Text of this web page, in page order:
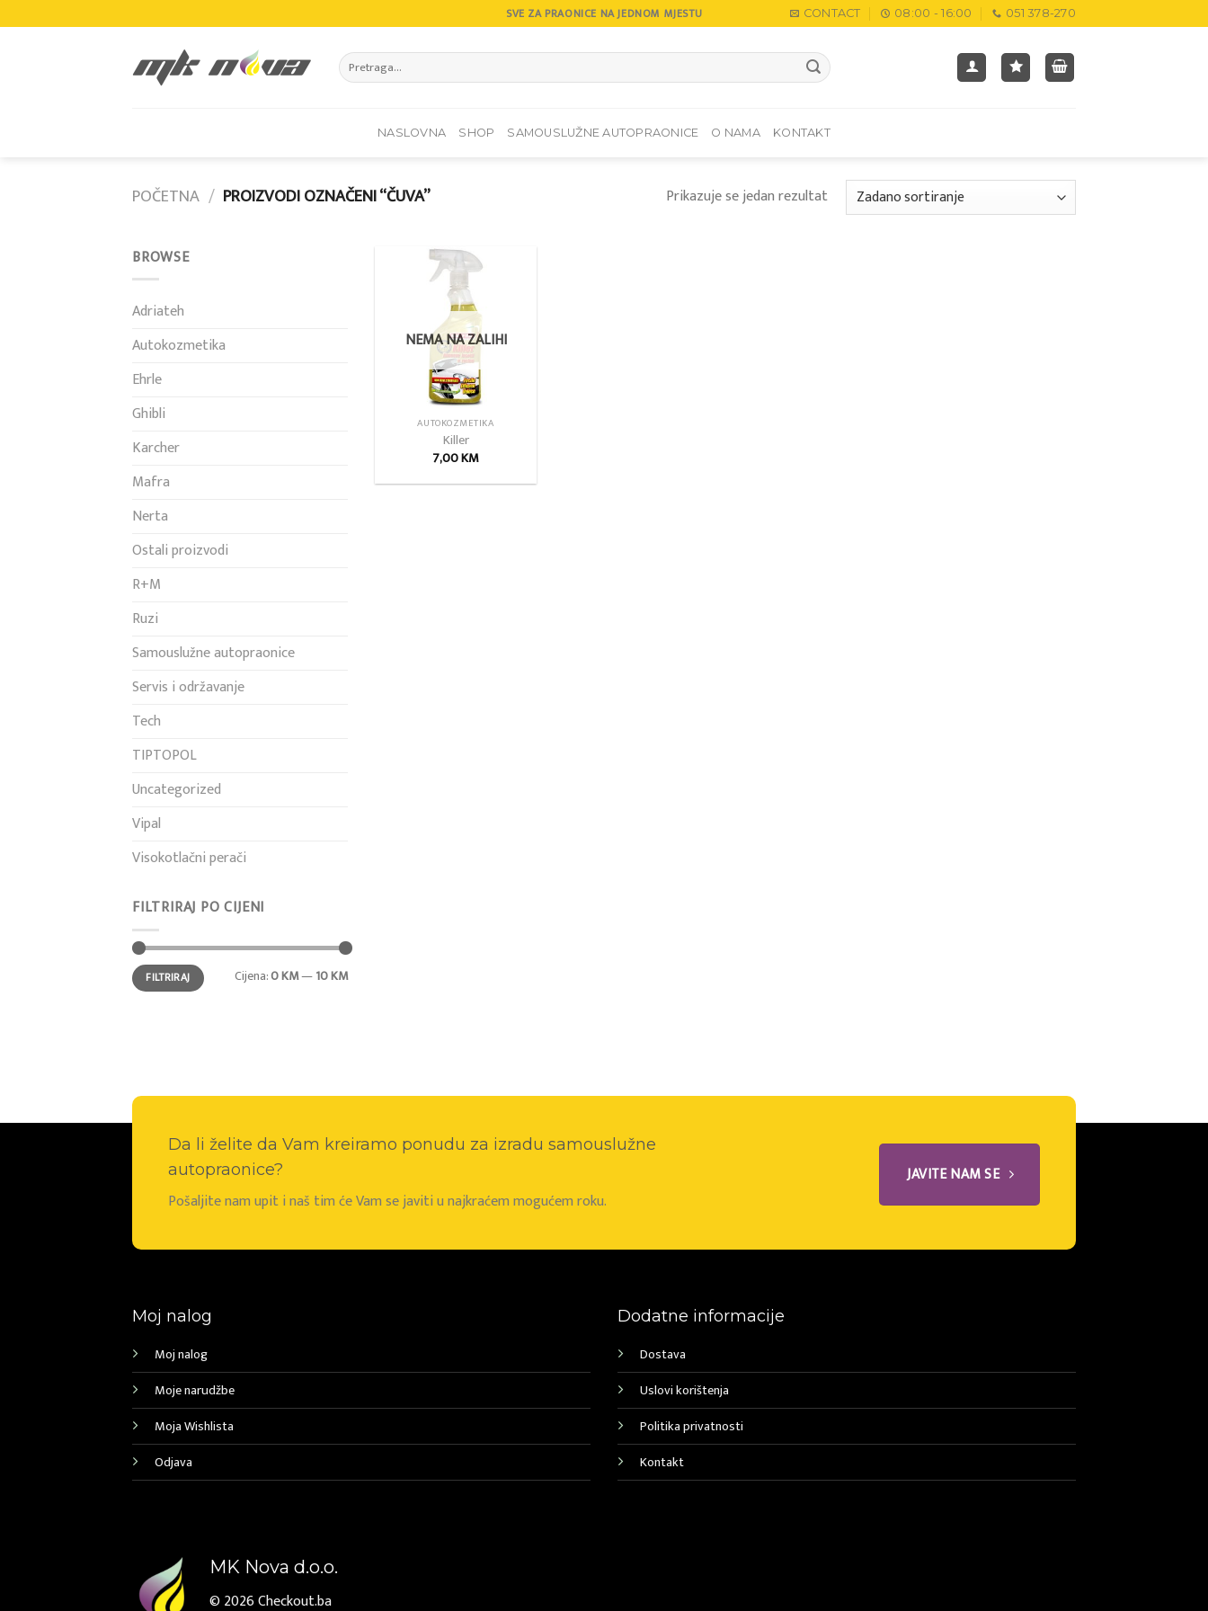
to
SVE ZA PRAONICE NA JEDNOM MJESTU CONTACT 08:00 - 16:00 051 378-270
Pretraži:
NASLOVNA SHOP SAMOUSLUŽNE AUTOPRAONICE O NAMA KONTAKT
POČETNA / PROIZVODI OZNAČENI “ČUVA” Prikazuje se jedan rezultat
BROWSE
Adriateh
Autokozmetika
Ehrle
Ghibli
Karcher
Mafra
Nerta
Ostali proizvodi
R+M
Ruzi
Samouslužne autopraonice
Servis i održavanje
Tech
TIPTOPOL
Uncategorized
Vipal
Visokotlačni perači
FILTRIRAJ PO CIJENI
Min
cijena
Maks
cijenaFILTRIRAJ Cijena:0 KM—10 KM
NEMA NA ZALIHI
AUTOKOZMETIKA
Killer
7,00KM
Da li želite da Vam kreiramo ponudu za izradu samouslužne
autopraonice?
Pošaljite nam upit i naš tim će Vam se javiti u najkraćem mogućem roku.
JAVITE NAM SE
Moj nalog
Moj nalog
Moje narudžbe
Moja Wishlista
Odjava
Dodatne informacije
Dostava
Uslovi korištenja
Politika privatnosti
Kontakt
MK Nova d.o.o.
© 2026Checkout.ba